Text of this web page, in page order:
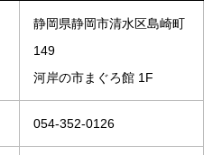
静岡県静岡市清水区島崎町
149
河岸の市まぐろ館 1F
054-352-0126